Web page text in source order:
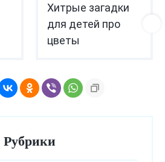
Хитрые загадки
для детей про
цветы
Рубрики